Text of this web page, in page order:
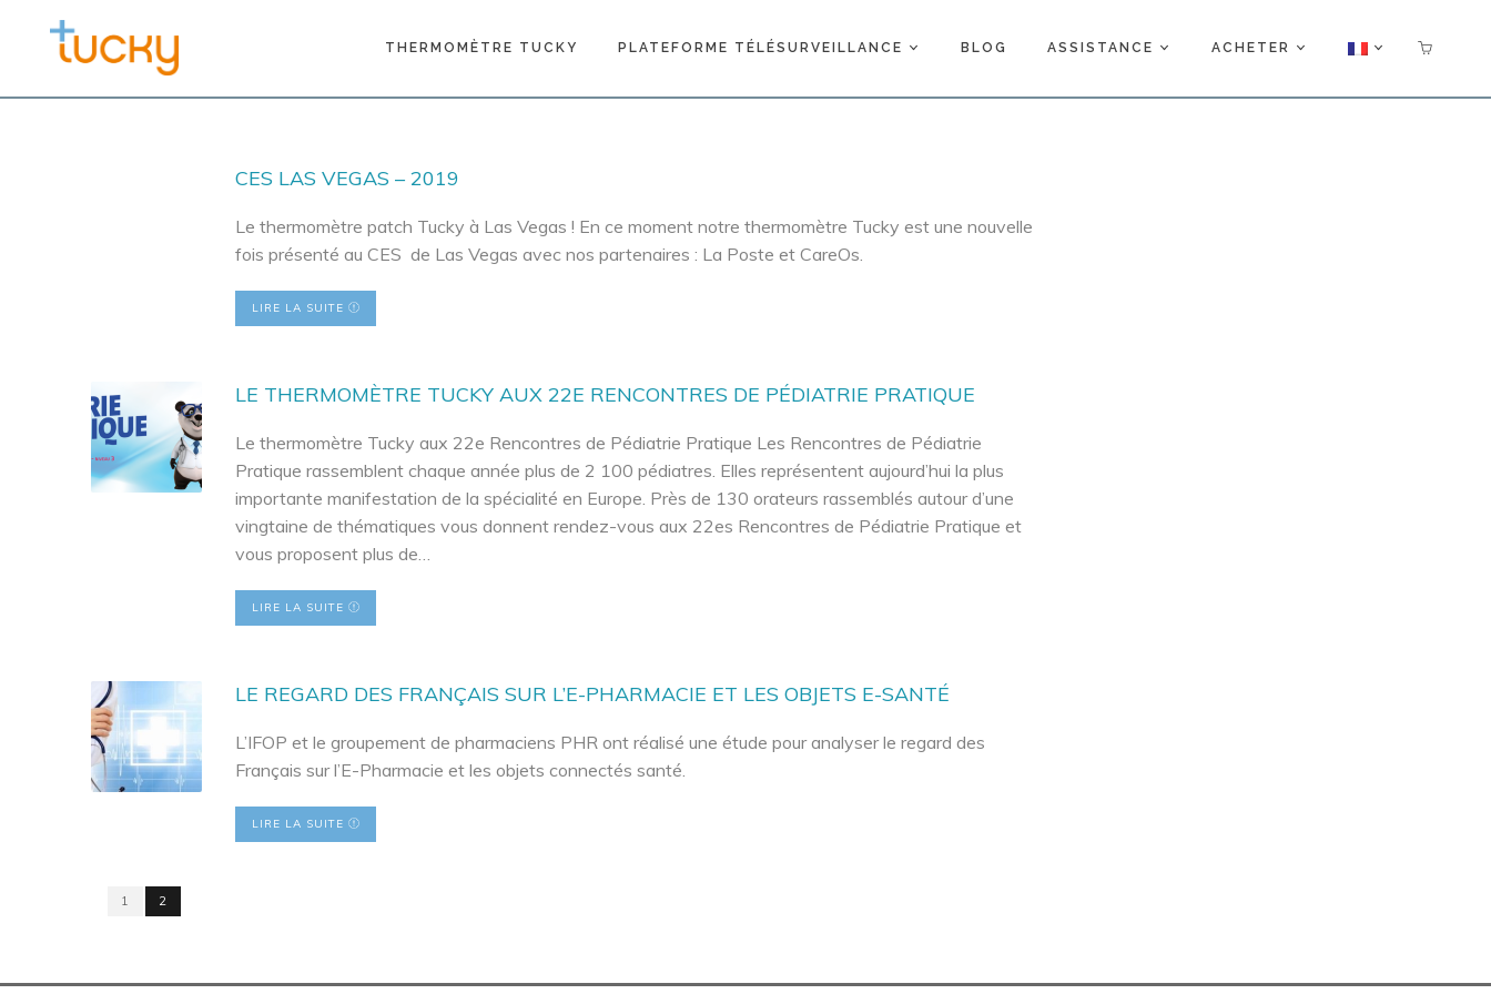
THERMOMÈTRE TUCKY PLATEFORME TÉLÉSURVEILLANCE BLOG ASSISTANCE ACHETER
CES LAS VEGAS – 2019
Le thermomètre patch Tucky à Las Vegas ! En ce moment notre thermomètre Tucky est une nouvelle
fois présenté au CES de Las Vegas avec nos partenaires : La Poste et CareOs.
LIRE LA SUITE
LE THERMOMÈTRE TUCKY AUX 22E RENCONTRES DE PÉDIATRIE PRATIQUE
Le thermomètre Tucky aux 22e Rencontres de Pédiatrie Pratique Les Rencontres de Pédiatrie
Pratique rassemblent chaque année plus de 2 100 pédiatres. Elles représentent aujourd’hui la plus
importante manifestation de la spécialité en Europe. Près de 130 orateurs rassemblés autour d’une
vingtaine de thématiques vous donnent rendez-vous aux 22es Rencontres de Pédiatrie Pratique et
vous proposent plus de…
LIRE LA SUITE
LE REGARD DES FRANÇAIS SUR L’E-PHARMACIE ET LES OBJETS E-SANTÉ
L’IFOP et le groupement de pharmaciens PHR ont réalisé une étude pour analyser le regard des
Français sur l’E-Pharmacie et les objets connectés santé.
LIRE LA SUITE
1 2